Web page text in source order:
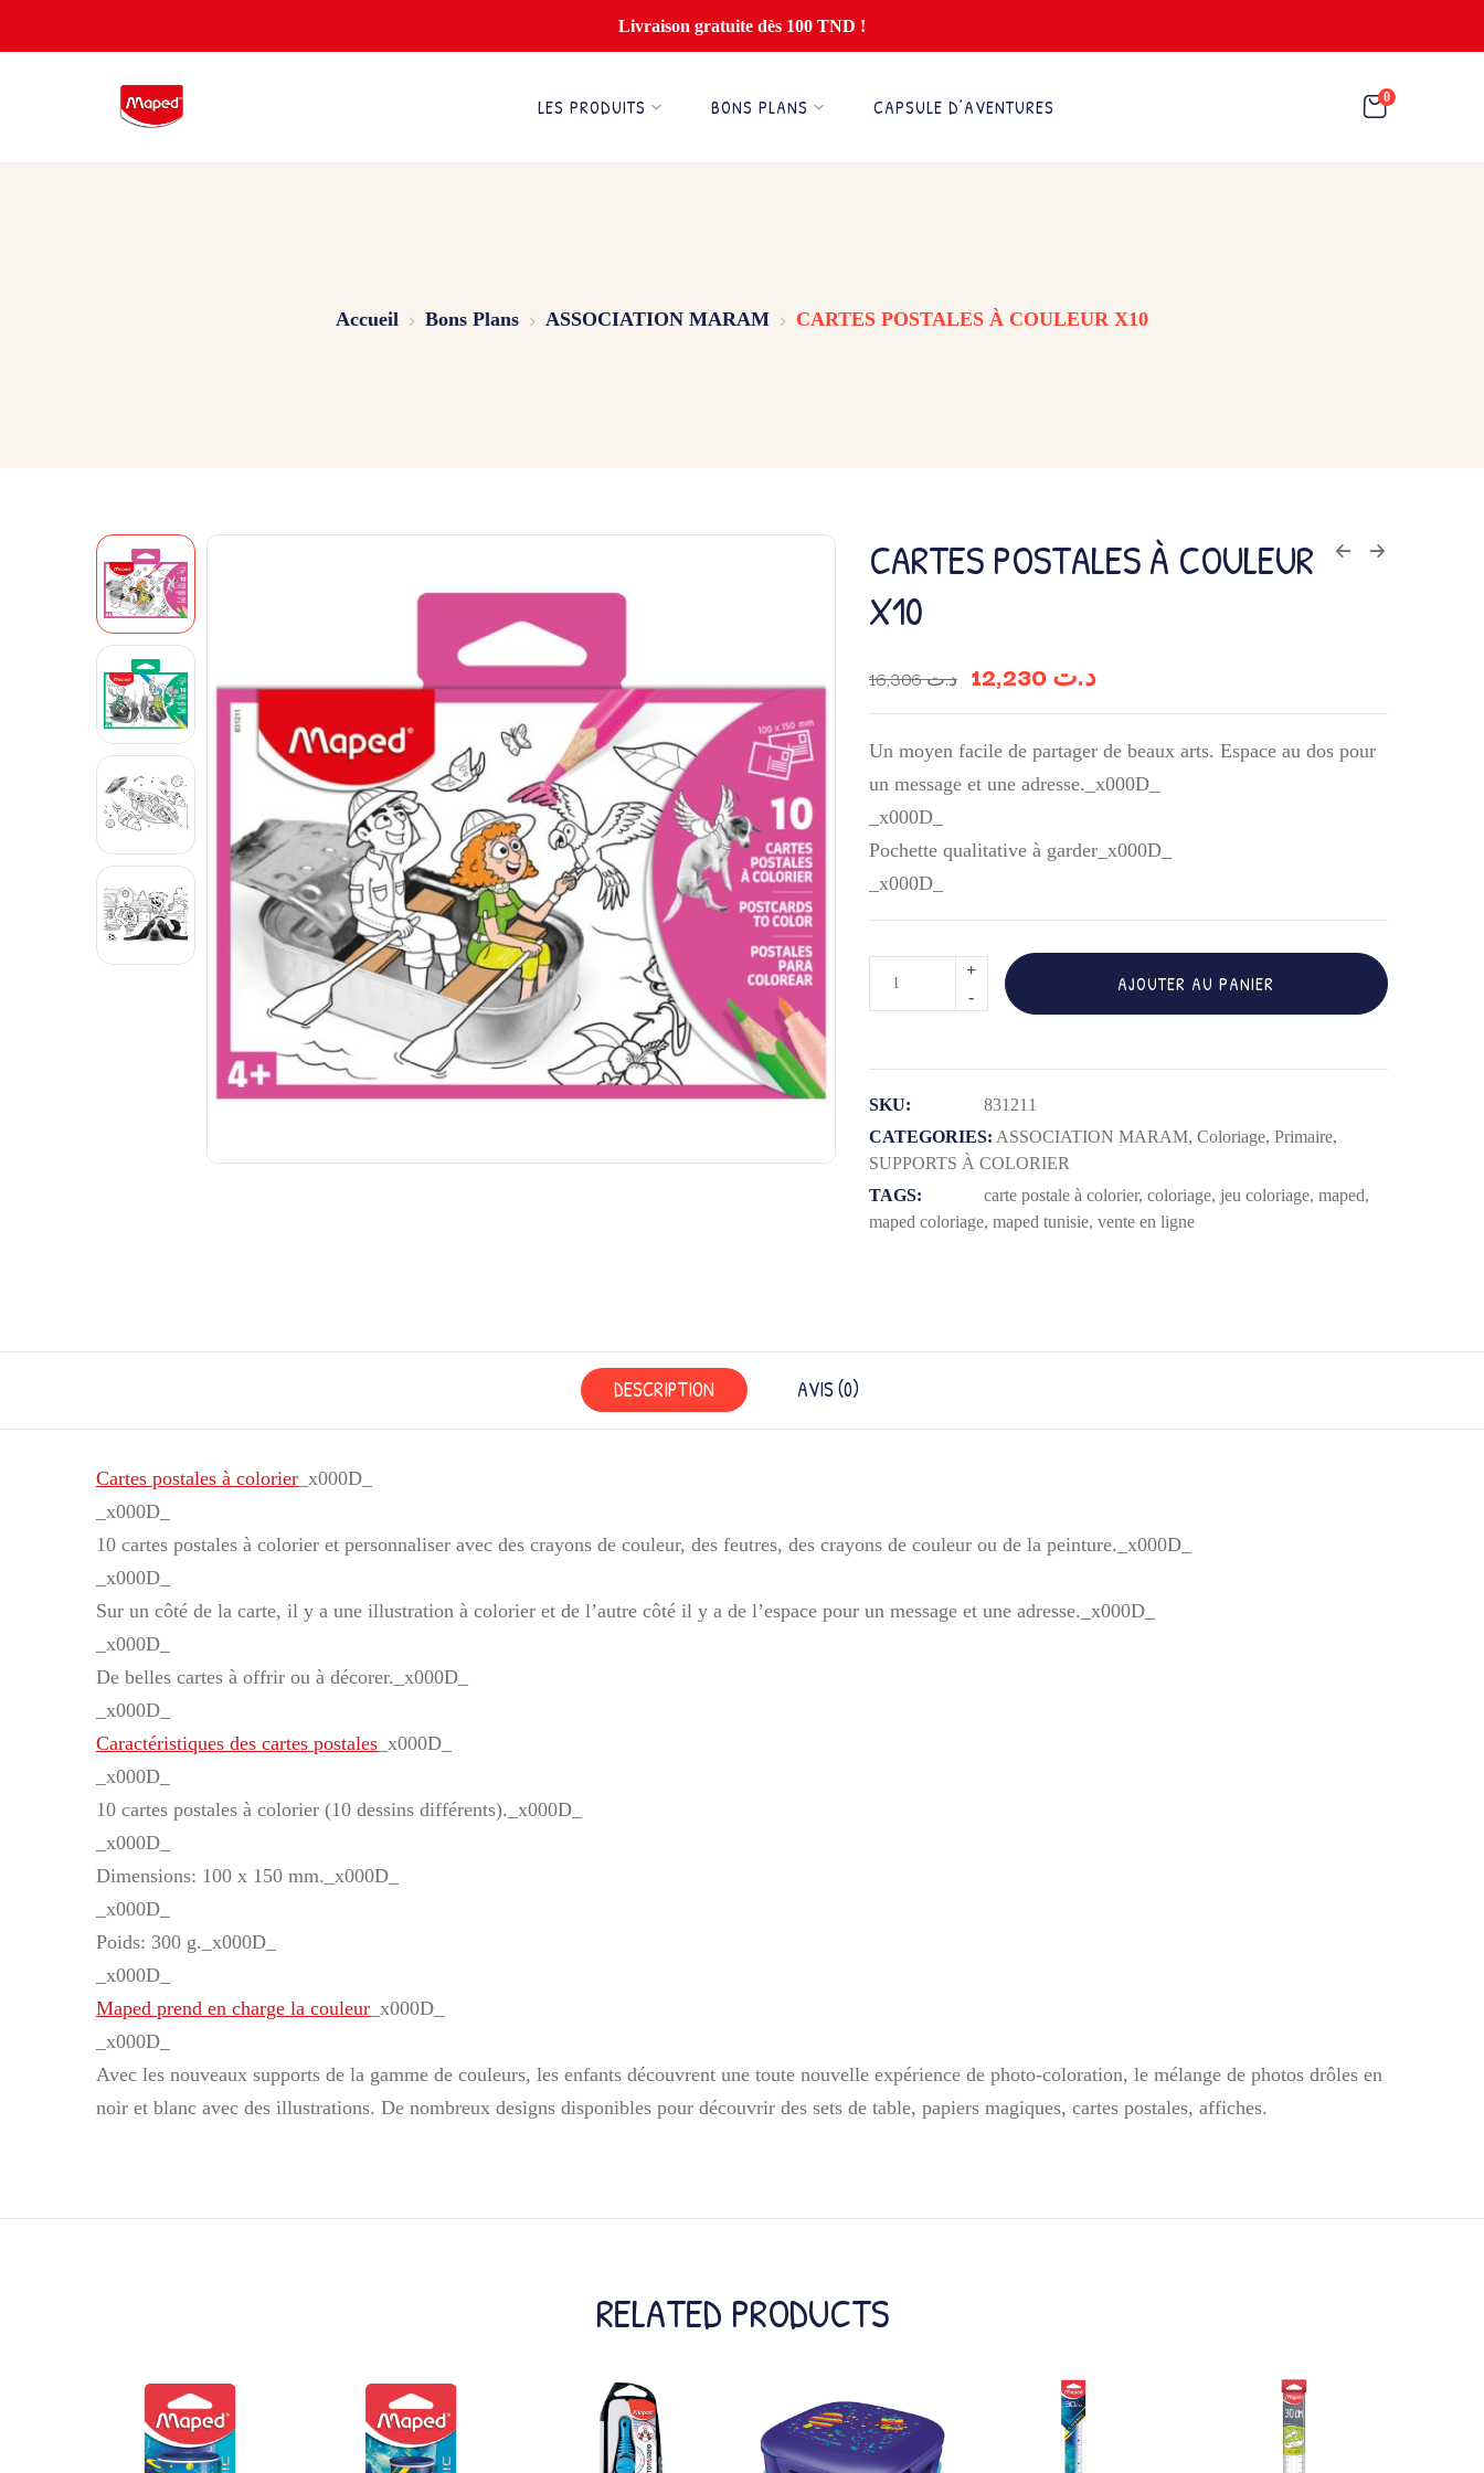
Livraison gratuite dès 100 TND !
LES PRODUITS BONS PLANS CAPSULE D’AVENTURES 0
Accueil Bons Plans ASSOCIATION MARAM CARTES POSTALES À COULEUR X10
CARTES POSTALES À COULEUR
X10
د.ت16,306 د.ت
Un moyen facile de partager de beaux arts. Espace au dos pour
un message et une adresse._x000D_
_x000D_
Pochette qualitative à garder_x000D_
_x000D_
quantité
de
POSTALES
À
COULEUR
X10
AJOUTER AU PANIER
SKU:
831211
CATEGORIES: ASSOCIATION MARAM, Coloriage, Primaire,
SUPPORTS À COLORIER
TAGS:
carte postale à colorier, coloriage, jeu coloriage, maped,
maped coloriage, maped tunisie, vente en ligne
DESCRIPTION AVIS (0)
Cartes postales à colorier _x000D_
_x000D_
10 cartes postales à colorier et personnaliser avec des crayons de couleur, des feutres, des crayons de couleur ou de la peinture._x000D_
_x000D_
Sur un côté de la carte, il y a une illustration à colorier et de l’autre côté il y a de l’espace pour un message et une adresse._x000D_
_x000D_
De belles cartes à offrir ou à décorer._x000D_
_x000D_
Caractéristiques des cartes postales _x000D_
_x000D_
10 cartes postales à colorier (10 dessins différents)._x000D_
_x000D_
Dimensions: 100 x 150 mm._x000D_
_x000D_
Poids: 300 g._x000D_
_x000D_
Maped prend en charge la couleur _x000D_
_x000D_
Avec les nouveaux supports de la gamme de couleurs, les enfants découvrent une toute nouvelle expérience de photo-coloration, le mélange de photos drôles en
noir et blanc avec des illustrations. De nombreux designs disponibles pour découvrir des sets de table, papiers magiques, cartes postales, affiches.
RELATED PRODUCTS